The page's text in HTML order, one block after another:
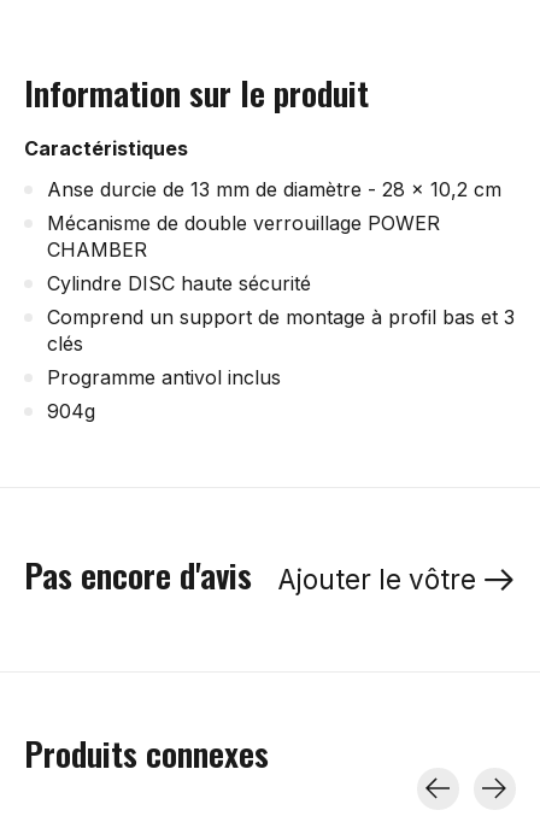
Information sur le produit
Caractéristiques
Anse durcie de 13 mm de diamètre - 28 x 10,2 cm
Mécanisme de double verrouillage POWER
CHAMBER
Cylindre DISC haute sécurité
Comprend un support de montage à profil bas et 3
clés
Programme antivol inclus
904g
Pas encore d'avis Ajouter le vôtre
Produits connexes